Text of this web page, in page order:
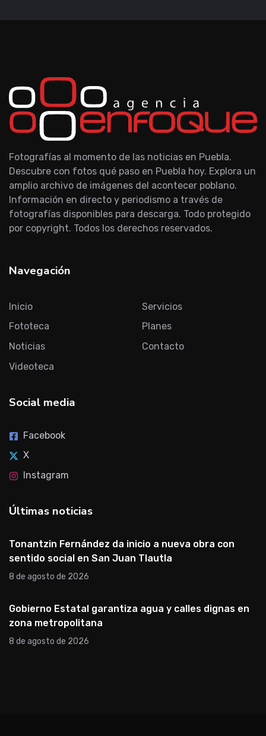
Fotografías al momento de las noticias en Puebla.
Descubre con fotos qué paso en Puebla hoy. Explora un
amplio archivo de imágenes del acontecer poblano.
Información en directo y periodismo a través de
fotografías disponibles para descarga. Todo protegido
por copyright. Todos los derechos reservados.
Navegación
Inicio
Fototeca
Noticias
Videoteca
Servicios
Planes
Contacto
Social media
Facebook
X
Instagram
Últimas noticias
Tonantzin Fernández da inicio a nueva obra con
sentido social en San Juan Tlautla
8 de agosto de 2026
Gobierno Estatal garantiza agua y calles dignas en
zona metropolitana
8 de agosto de 2026